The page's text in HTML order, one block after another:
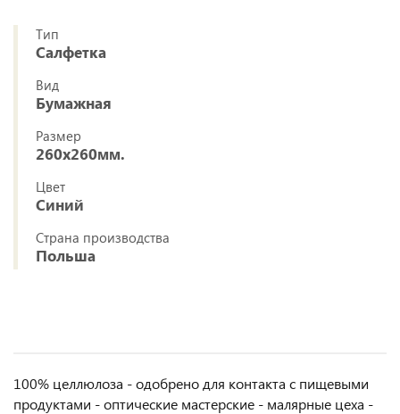
Тип
Салфетка
Вид
Бумажная
Размер
260x260мм.
Цвет
Синий
Страна производства
Польша
100% целлюлоза - одобрено для контакта с пищевыми
продуктами - оптические мастерские - малярные цеха -